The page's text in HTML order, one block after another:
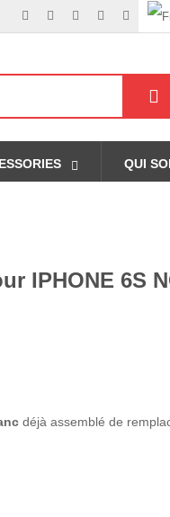
QUI
IPHONE 6S
déjà assemblé de